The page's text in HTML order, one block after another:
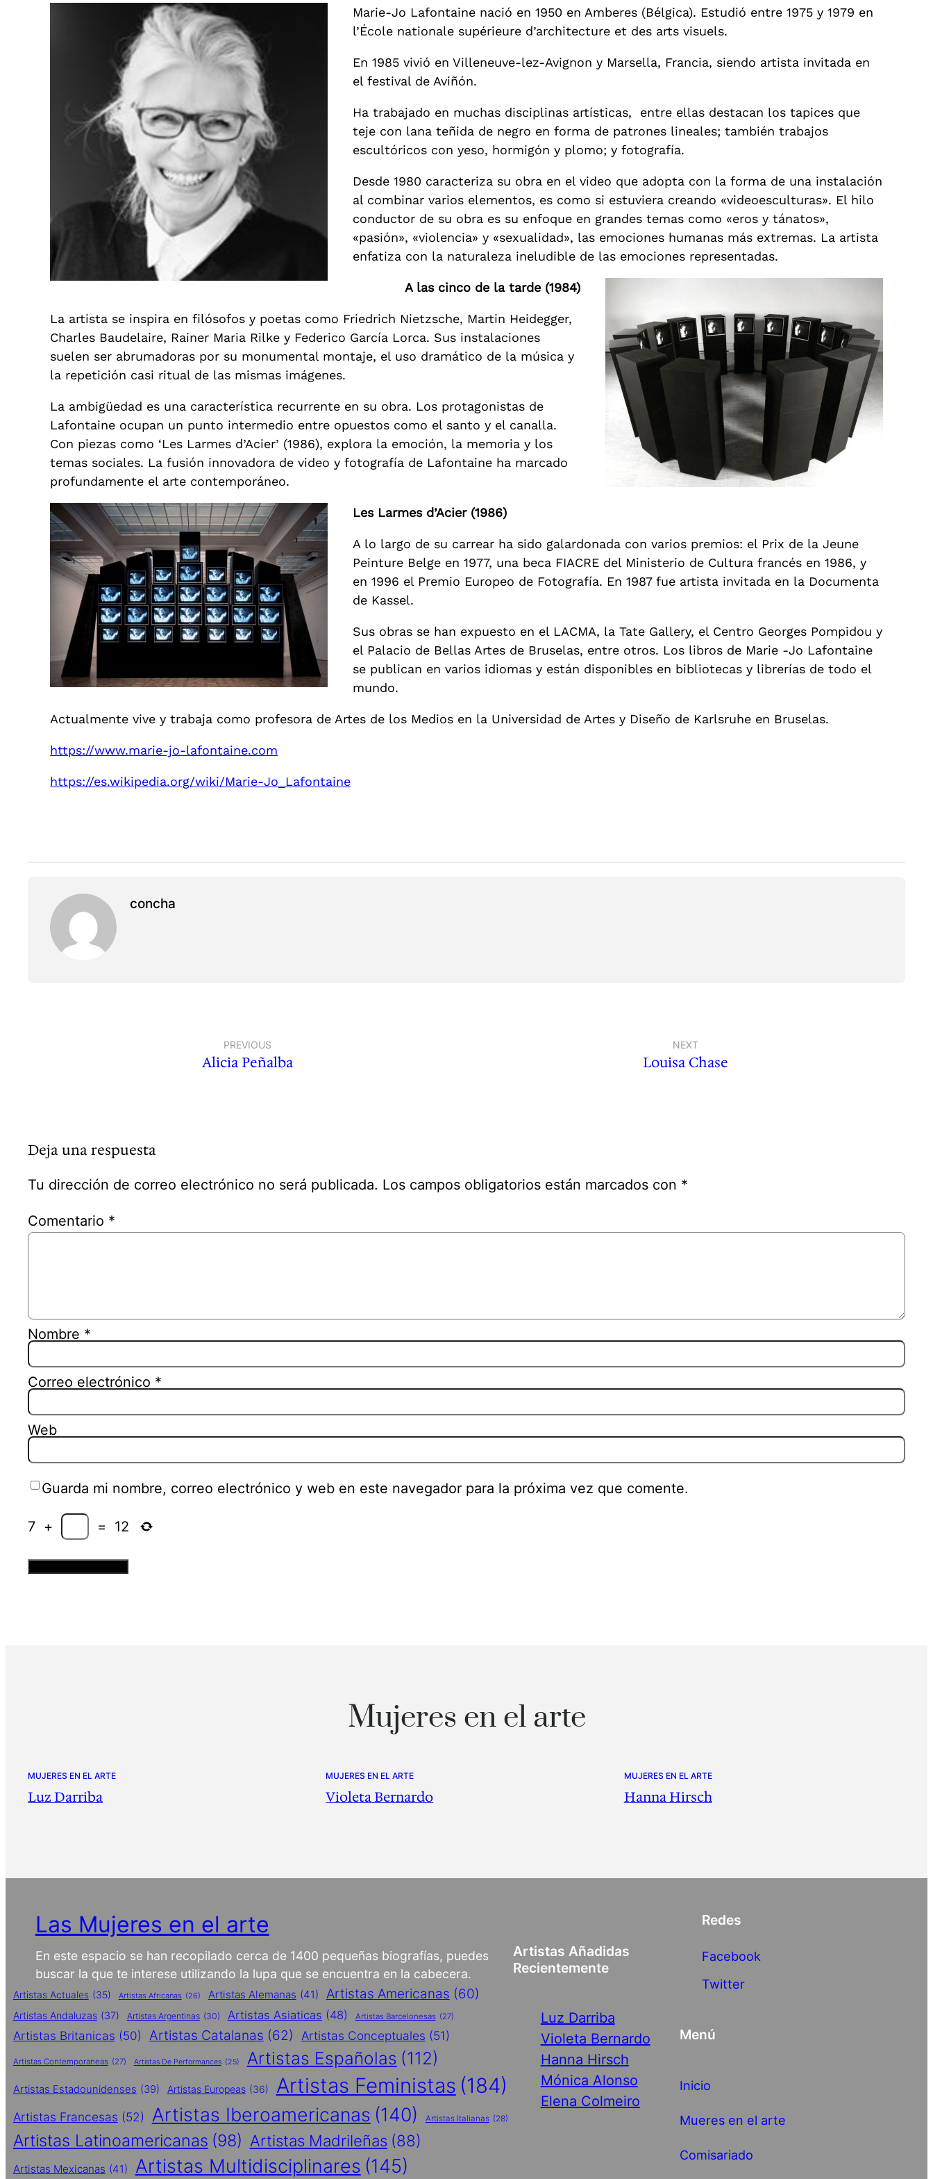
Marie-Jo Lafontaine nació en 1950 en Amberes (Bélgica). Estudió entre 1975 y 1979 en
l’École nationale supérieure d’architecture et des arts visuels.
En 1985 vivió en Villeneuve-lez-Avignon y Marsella, Francia, siendo artista invitada en
el festival de Aviñón.
Ha trabajado en muchas disciplinas artísticas, entre ellas destacan los tapices que
teje con lana teñida de negro en forma de patrones lineales; también trabajos
escultóricos con yeso, hormigón y plomo; y fotografía.
Desde 1980 caracteriza su obra en el video que adopta con la forma de una instalación
al combinar varios elementos, es como si estuviera creando «videoesculturas». El hilo
conductor de su obra es su enfoque en grandes temas como «eros y tánatos»,
«pasión», «violencia» y «sexualidad», las emociones humanas más extremas. La artista
enfatiza con la naturaleza ineludible de las emociones representadas.
A las cinco de la tarde (1984)
La artista se inspira en filósofos y poetas como Friedrich Nietzsche, Martin Heidegger,
Charles Baudelaire, Rainer Maria Rilke y Federico García Lorca. Sus instalaciones
suelen ser abrumadoras por su monumental montaje, el uso dramático de la música y
la repetición casi ritual de las mismas imágenes.
La ambigüedad es una característica recurrente en su obra. Los protagonistas de
Lafontaine ocupan un punto intermedio entre opuestos como el santo y el canalla.
Con piezas como ‘Les Larmes d’Acier’ (1986), explora la emoción, la memoria y los
temas sociales. La fusión innovadora de video y fotografía de Lafontaine ha marcado
profundamente el arte contemporáneo.
Les Larmes d’Acier (1986)
A lo largo de su carrear ha sido galardonada con varios premios: el Prix de la Jeune
Peinture Belge en 1977, una beca FIACRE del Ministerio de Cultura francés en 1986, y
en 1996 el Premio Europeo de Fotografía. En 1987 fue artista invitada en la Documenta
de Kassel.
Sus obras se han expuesto en el LACMA, la Tate Gallery, el Centro Georges Pompidou y
el Palacio de Bellas Artes de Bruselas, entre otros. Los libros de Marie -Jo Lafontaine
se publican en varios idiomas y están disponibles en bibliotecas y librerías de todo el
mundo.
Actualmente vive y trabaja como profesora de Artes de los Medios en la Universidad de Artes y Diseño de Karlsruhe en Bruselas.
https://www.marie-jo-lafontaine.com
https://es.wikipedia.org/wiki/Marie-Jo_Lafontaine
concha
PREVIOUS
Alicia Peñalba
NEXT
Louisa Chase
Deja una respuesta
Tu dirección de correo electrónico no será publicada. Los campos obligatorios están marcados con *
Comentario *
Nombre *
Correo electrónico *
Web
Guarda mi nombre, correo electrónico y web en este navegador para la próxima vez que comente.
7 + = 12
Mujeres en el arte
MUJERES EN EL ARTE
Luz Darriba
MUJERES EN EL ARTE
Violeta Bernardo
MUJERES EN EL ARTE
Hanna Hirsch
Las Mujeres en el arte
En este espacio se han recopilado cerca de 1400 pequeñas biografías, puedes
buscar la que te interese utilizando la lupa que se encuentra en la cabecera.
Artistas Actuales (35) Artistas Africanas (26) Artistas Alemanas (41) Artistas Americanas (60)
Artistas Andaluzas (37) Artistas Argentinas (30) Artistas Asiaticas (48) Artistas Barcelonesas (27)
Artistas Britanicas (50) Artistas Catalanas (62) Artistas Conceptuales (51)
Artistas Contemporaneas (27) Artistas De Performances (25) Artistas Españolas (112)
Artistas Estadounidenses (39) Artistas Europeas (36) Artistas Feministas (184)
Artistas Francesas (52) Artistas Iberoamericanas (140) Artistas Italianas (28)
Artistas Latinoamericanas (98) Artistas Madrileñas (88)
Artistas Mexicanas (41) Artistas Multidisciplinares (145)
Artistas Añadidas
Recientemente
Luz Darriba
Violeta Bernardo
Hanna Hirsch
Mónica Alonso
Elena Colmeiro
Redes
Facebook
Twitter
Menú
Inicio
Mueres en el arte
Comisariado